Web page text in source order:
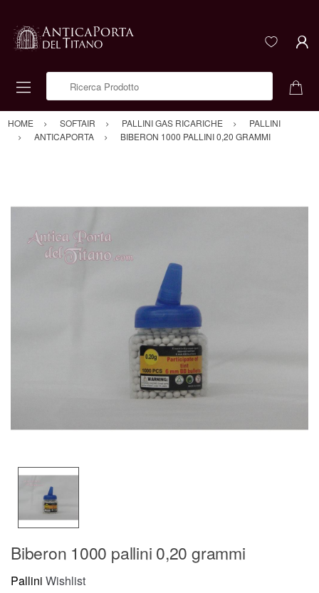
HOME SOFTAIR PALLINI GAS RICARICHE
PALLINI
ANTICAPORTA
BIBERON 1000 PALLINI 0,20 GRAMMI
Biberon 1000 pallini 0,20 grammi
Pallini Wishlist